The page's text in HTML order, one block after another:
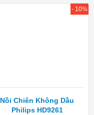
Nồi Chiên Không Dầu
Philips HD9261
- 10%